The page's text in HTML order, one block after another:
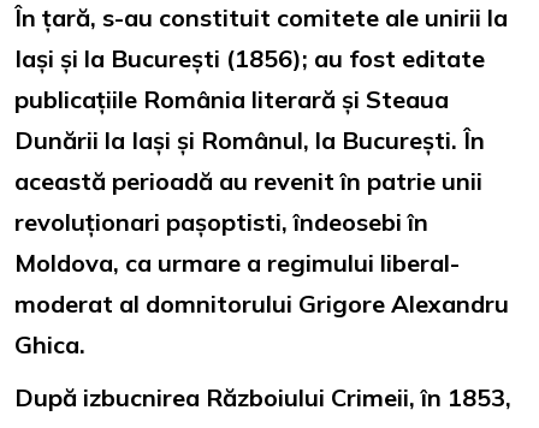
În țară, s-au constituit comitete ale unirii la
Iași și la București (1856); au fost editate
publicațiile România literară și Steaua
Dunării la Iași și Românul, la București. În
această perioadă au revenit în patrie unii
revoluționari pașoptisti, îndeosebi în
Moldova, ca urmare a regimului liberal-
moderat al domnitorului Grigore Alexandru
Ghica.
După izbucnirea Războiului Crimeii, în 1853,